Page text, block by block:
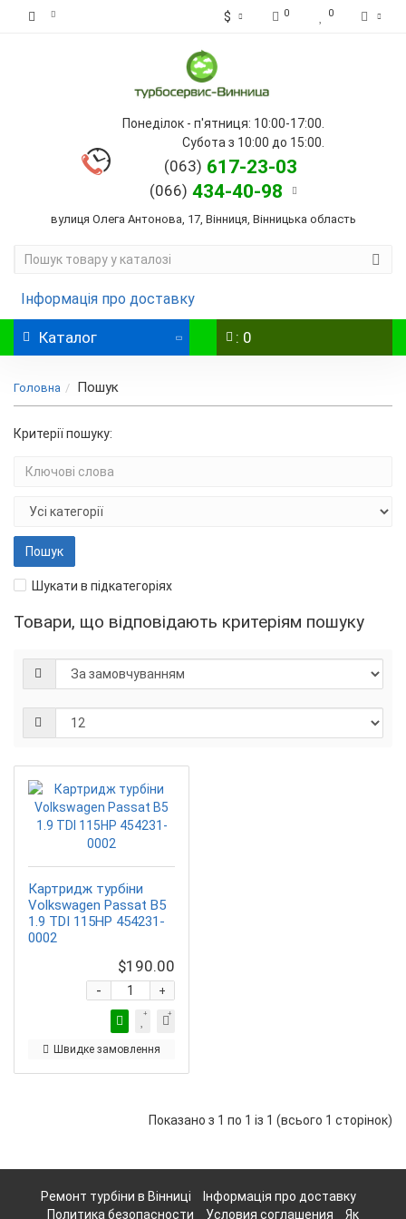
$ 0 0
Понеділок - п'ятниця: 10:00-17:00.
Субота з 10:00 до 15:00.
(063) 617-23-03
(066) 434-40-98
вулиця Олега Антонова, 17, Вінниця, Вінницька область
Інформація про доставку
Каталог : 0
Головна Пошук
Критерії пошуку:
Шукати в підкатегоріях
Товари, що відповідають критеріям пошуку
Картридж турбіни
Volkswagen Passat B5
1.9 TDI 115HP 454231-
0002
$190.00
+
-
Швидке замовлення
Показано з 1 по 1 із 1 (всього 1 сторінок)
Ремонт турбіни в Вінниці
Інформація про доставку
Политика безопасности
Условия соглашения Як